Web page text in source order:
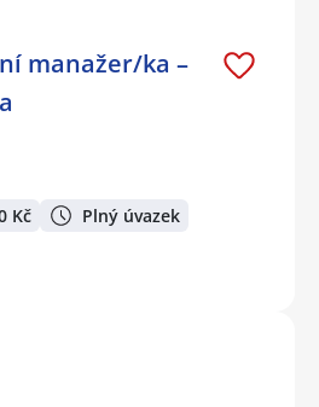
manažer/ka –
Kč Plný úvazek